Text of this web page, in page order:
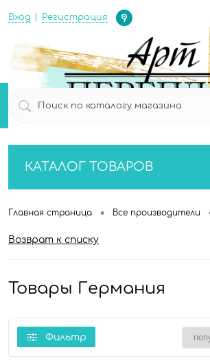
Вход Регистрация
Определение
КАТАЛОГ ТОВАРОВ
Главная страница • Все производители
Возврат к списку
Товары Германия
Фильтр